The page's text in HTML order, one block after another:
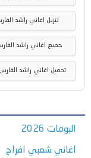
تنزيل اغاني راشد
جميع اغاني راشد
تحميل اغاني راشد
البومات 2026
اغاني شعبي افراح